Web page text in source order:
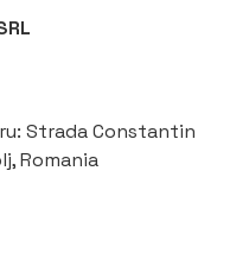
Strada Constantin
Romania